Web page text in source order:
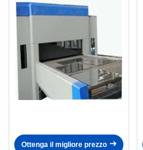
Ottenga il migliore prezzo